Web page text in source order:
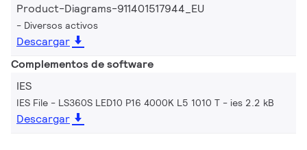
Product-Diagrams-911401517944_EU
Diversos activos
Descargar
Complementos de software
IES
IES File - LS360S LED10 P16 4000K L5 1010 T ies 2.2 kB
Descargar